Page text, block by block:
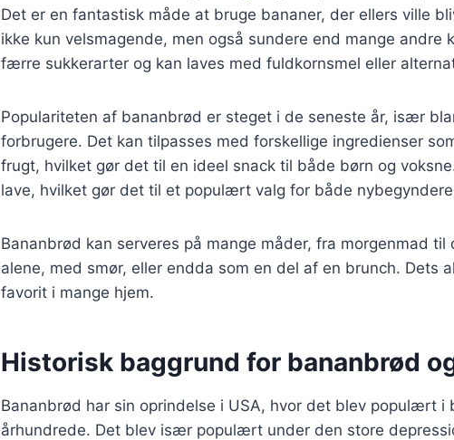
Det er en fantastisk måde at bruge bananer, der ellers ville
ikke kun velsmagende, men også sundere end mange andre
færre sukkerarter og kan laves med fuldkornsmel eller
Populariteten af bananbrød er steget i de seneste år, især
forbrugere. Det kan tilpasses med forskellige ingredienser
frugt, hvilket gør det til en ideel snack til både børn og
lave, hvilket gør det til et populært valg for både
Bananbrød kan serveres på mange måder, fra morgenmad til
alene, med smør, eller endda som en del af en brunch. Dets
favorit i mange hjem.
Historisk baggrund for bananbrød
Bananbrød har sin oprindelse i USA, hvor det blev populært i
århundrede. Det blev især populært under den store